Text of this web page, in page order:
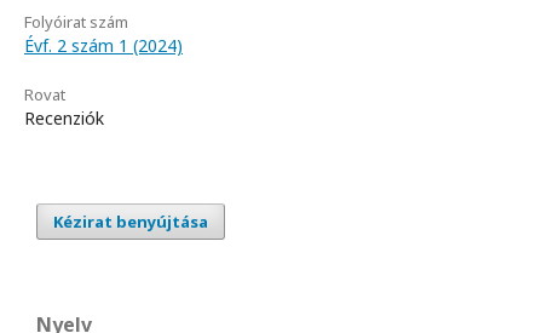
Folyóirat szám
Évf. 2 szám 1 (2024)
Rovat
Recenziók
Kézirat benyújtása
Nyelv